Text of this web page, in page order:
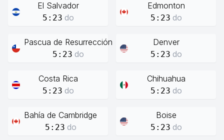
El Salvador
5:23 do
Edmonton
5:23 do
Pascua de Resurrección
5:23 do
Denver
5:23 do
Costa Rica
5:23 do
Chihuahua
5:23 do
Bahía de Cambridge
5:23 do
Boise
5:23 do